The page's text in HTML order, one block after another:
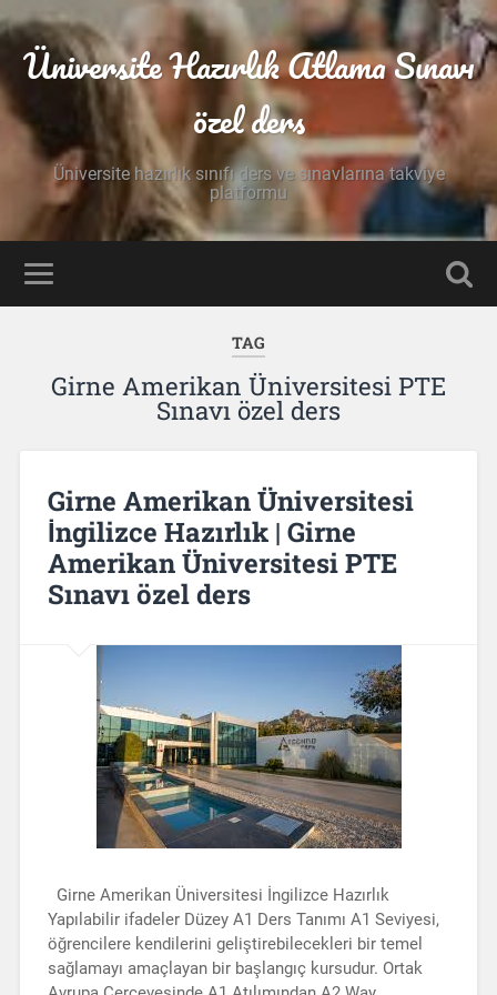
Üniversite Hazırlık Atlama Sınavı
özel ders
Üniversite hazırlık sınıfı ders ve sınavlarına takviye
platformu
TAG
Girne Amerikan Üniversitesi PTE
Sınavı özel ders
Girne Amerikan Üniversitesi
İngilizce Hazırlık | Girne
Amerikan Üniversitesi PTE
Sınavı özel ders
Girne Amerikan Üniversitesi İngilizce Hazırlık
Yapılabilir ifadeler Düzey A1 Ders Tanımı A1 Seviyesi,
öğrencilere kendilerini geliştirebilecekleri bir temel
sağlamayı amaçlayan bir başlangıç kursudur. Ortak